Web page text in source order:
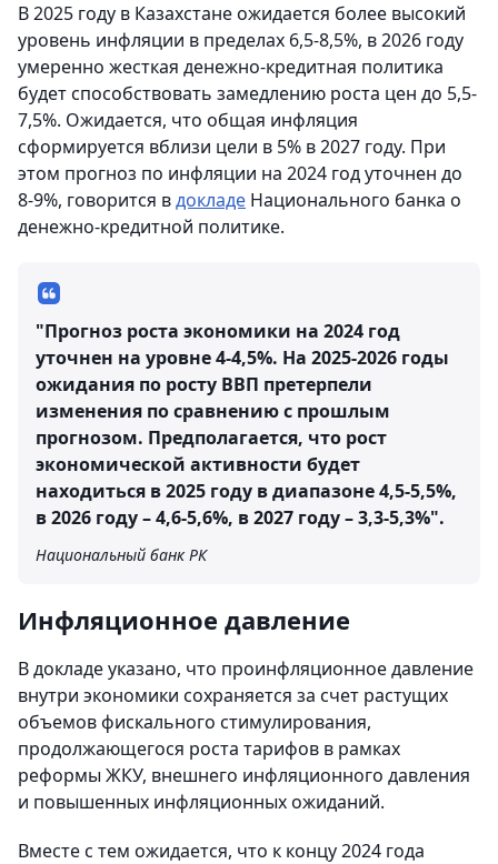
В 2025 году в Казахстане ожидается более высокий
уровень инфляции в пределах 6,5-8,5%, в 2026 году
умеренно жесткая денежно-кредитная политика
будет способствовать замедлению роста цен до 5,5-
7,5%. Ожидается, что общая инфляция
сформируется вблизи цели в 5% в 2027 году. При
этом прогноз по инфляции на 2024 год уточнен до
8-9%, говорится вдокладе Национального банка о
денежно-кредитной политике.
"Прогноз роста экономики на 2024 год
уточнен на уровне 4-4,5%. На 2025-2026 годы
ожидания по росту ВВП претерпели
изменения по сравнению с прошлым
прогнозом. Предполагается, что рост
экономической активности будет
находиться в 2025 году в диапазоне 4,5-5,5%,
в 2026 году – 4,6-5,6%, в 2027 году – 3,3-5,3%".
Национальный банк РК
Инфляционное давление
В докладе указано, что проинфляционное давление
внутри экономики сохраняется за счет растущих
объемов фискального стимулирования,
продолжающегося роста тарифов в рамках
реформы ЖКУ, внешнего инфляционного давления
и повышенных инфляционных ожиданий.
Вместе с тем ожидается, что к концу 2024 года